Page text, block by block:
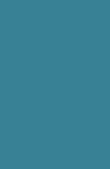
och se fram emot